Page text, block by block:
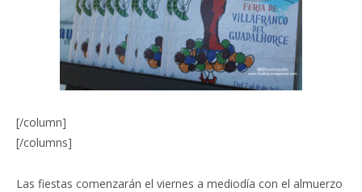
[/column]
[/columns]
Las fiestas comenzarán el viernes a mediodía con el almuerzo